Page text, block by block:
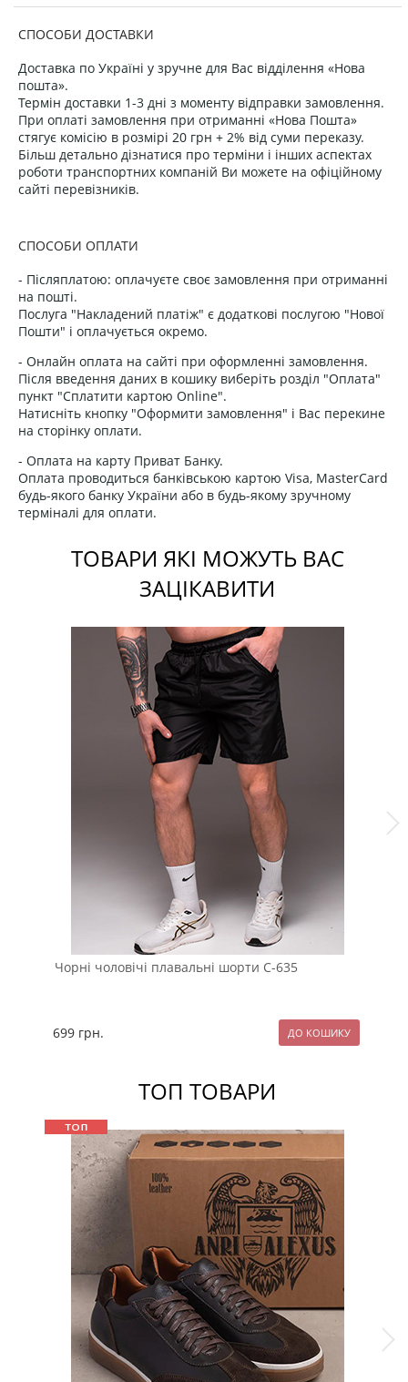
СПОСОБИ ДОСТАВКИ
Доставка по Україні у зручне для Вас відділення «Нова
пошта».
Термін доставки 1-3 дні з моменту відправки замовлення.
При оплаті замовлення при отриманні «Нова Пошта»
стягує комісію в розмірі 20 грн + 2% від суми переказу.
Більш детально дізнатися про терміни і інших аспектах
роботи транспортних компаній Ви можете на офіційному
сайті перевізників.
СПОСОБИ ОПЛАТИ
- Післяплатою: оплачуєте своє замовлення при отриманні
на пошті.
Послуга "Накладений платіж" є додаткові послугою "Нової
Пошти" і оплачується окремо.
- Онлайн оплата на сайті при оформленні замовлення.
Після введення даних в кошику виберіть розділ "Оплата"
пункт "Сплатити картою Online".
Натисніть кнопку "Оформити замовлення" і Вас перекине
на сторінку оплати.
- Оплата на карту Приват Банку.
Оплата проводиться банківською картою Visa, MasterCard
будь-якого банку України або в будь-якому зручному
терміналі для оплати.
ТОВАРИ ЯКІ МОЖУТЬ ВАС
ЗАЦІКАВИТИ
Чорні чоловічі плавальні шорти С-635
699 грн.
ТОП ТОВАРИ